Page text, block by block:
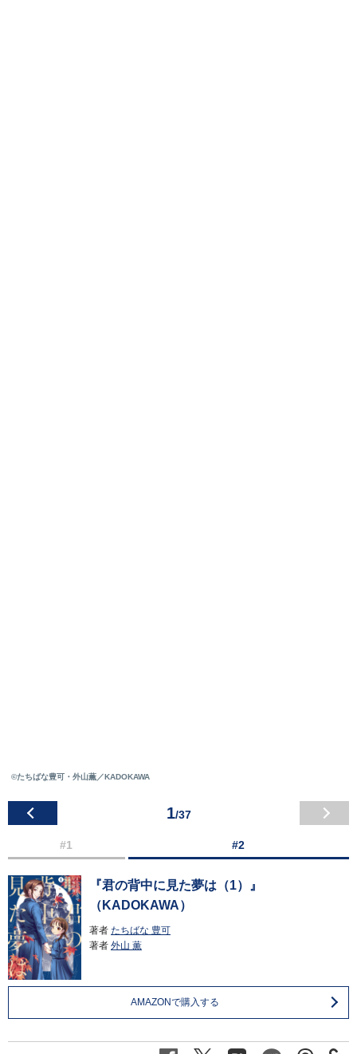
©たちばな豊可・外山薫／KADOKAWA
1/37
#1 #2
『君の背中に見た夢は（1）』
（KADOKAWA）
著者 たちばな 豊可
著者 外山 薫
AMAZONで購入する